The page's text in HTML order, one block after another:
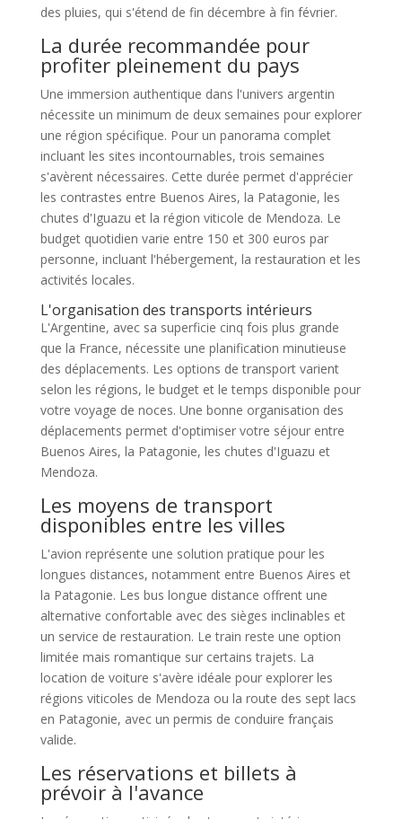
des pluies, qui s'étend de fin décembre à fin février.
La durée recommandée pour
profiter pleinement du pays
Une immersion authentique dans l'univers argentin
nécessite un minimum de deux semaines pour explorer
une région spécifique. Pour un panorama complet
incluant les sites incontournables, trois semaines
s'avèrent nécessaires. Cette durée permet d'apprécier
les contrastes entre Buenos Aires, la Patagonie, les
chutes d'Iguazu et la région viticole de Mendoza. Le
budget quotidien varie entre 150 et 300 euros par
personne, incluant l'hébergement, la restauration et les
activités locales.
L'organisation des transports intérieurs
L'Argentine, avec sa superficie cinq fois plus grande
que la France, nécessite une planification minutieuse
des déplacements. Les options de transport varient
selon les régions, le budget et le temps disponible pour
votre voyage de noces. Une bonne organisation des
déplacements permet d'optimiser votre séjour entre
Buenos Aires, la Patagonie, les chutes d'Iguazu et
Mendoza.
Les moyens de transport
disponibles entre les villes
L'avion représente une solution pratique pour les
longues distances, notamment entre Buenos Aires et
la Patagonie. Les bus longue distance offrent une
alternative confortable avec des sièges inclinables et
un service de restauration. Le train reste une option
limitée mais romantique sur certains trajets. La
location de voiture s'avère idéale pour explorer les
régions viticoles de Mendoza ou la route des sept lacs
en Patagonie, avec un permis de conduire français
valide.
Les réservations et billets à
prévoir à l'avance